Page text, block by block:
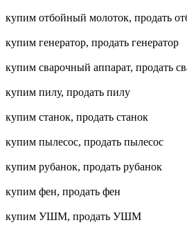
купим отбойный молоток, продать
купим генератор, продать генератор
купим сварочный аппарат, продать
купим пилу, продать пилу
купим станок, продать станок
купим пылесос, продать пылесос
купим рубанок, продать рубанок
купим фен, продать фен
купим УШМ, продать УШМ